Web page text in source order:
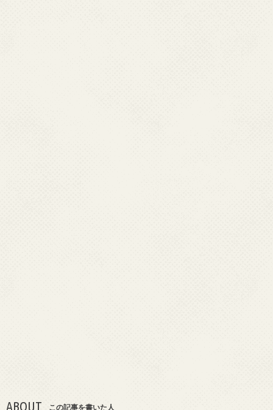
ABOUT この記事を書いた人